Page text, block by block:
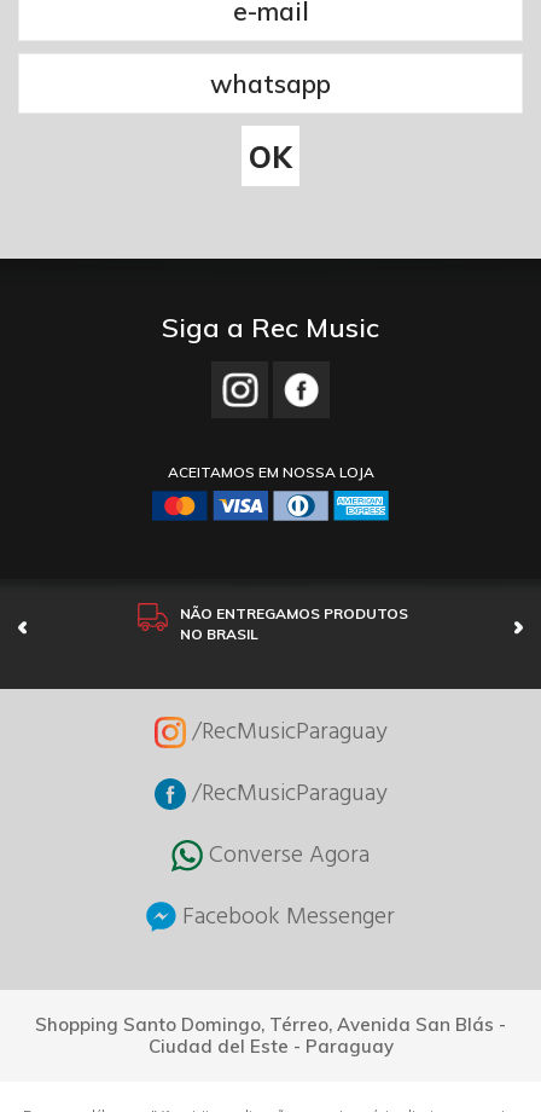
Siga a Rec Music
ACEITAMOS EM NOSSA LOJA
NÃO ENTREGAMOS PRODUTOS
NO BRASIL
/RecMusicParaguay
/RecMusicParaguay
Converse Agora
Facebook Messenger
Shopping Santo Domingo, Térreo, Avenida San Blás -
Ciudad del Este - Paraguay